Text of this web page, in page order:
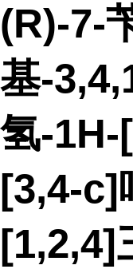
(R)-7-
基-
氢-1H-
[3,4-c]
[1,2,4]